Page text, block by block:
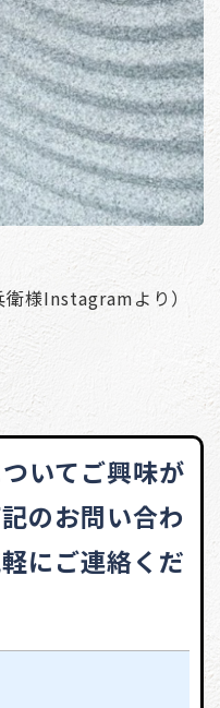
衛様Instagramより）
いてご興味が
のお問い合わ
にご連絡くだ